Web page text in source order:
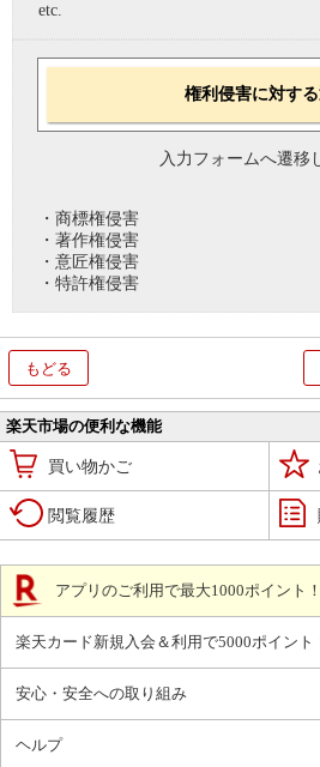
etc.
権利侵害に対す
入力フォームへ遷移
・商標権侵害
・著作権侵害
・意匠権侵害
・特許権侵害
もどる
楽天市場の便利な機能
買い物かご
閲覧履歴
アプリのご利用で最大1000ポイント！
楽天カード新規入会＆利用で5000ポイント
安心・安全への取り組み
ヘルプ